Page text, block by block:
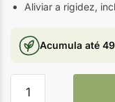
Aliviar a rigidez,
Acumula até